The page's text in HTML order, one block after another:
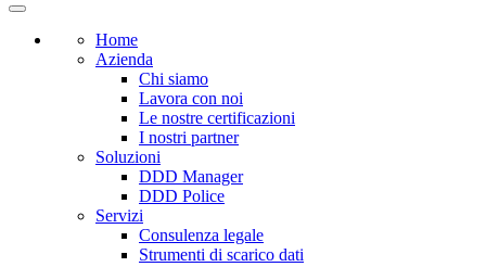
Home
Azienda
Chi siamo
Lavora con noi
Le nostre certificazioni
I nostri partner
Soluzioni
DDD Manager
DDD Police
Servizi
Consulenza legale
Strumenti di scarico dati